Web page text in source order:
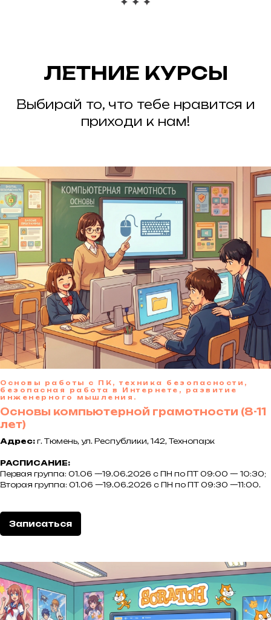
ЛЕТНИЕ КУРСЫ
Выбирай то, что тебе нравится и
приходи к нам!
Основы работы с ПК, техника безопасности,
безопасная работа в Интернете, развитие
инженерного мышления.
Основы компьютерной грамотности (8-11
лет)
Адрес: г. Тюмень, ул. Республики, 142, Технопарк
РАСПИСАНИЕ:
Первая группа: 01.06 —19.06.2026 с ПН по ПТ 09:00 — 10:30;
Вторая группа: 01.06 —19.06.2026 с ПН по ПТ 09:30 —11:00.
Записаться